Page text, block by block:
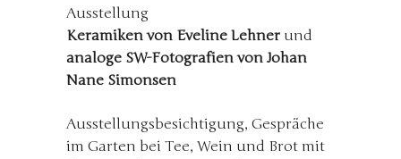
Ausstellung
Keramiken von Eveline Lehner und
analoge SW-Fotografien von Johan
Nane Simonsen
Ausstellungsbesichtigung, Gespräche
im Garten bei Tee, Wein und Brot mit